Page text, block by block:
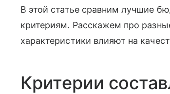
В этой статье сравним лучшие
критериям. Расскажем про
характеристики влияют на
Критерии